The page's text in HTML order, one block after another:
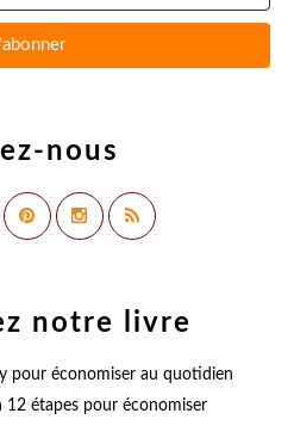
nous
notre livre
12 étapes pour économiser